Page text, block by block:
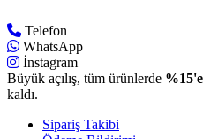
Telefon
WhatsApp
İnstagram
Büyük açılış, tüm ürünlerde %15'e
kaldı.
Sipariş Takibi